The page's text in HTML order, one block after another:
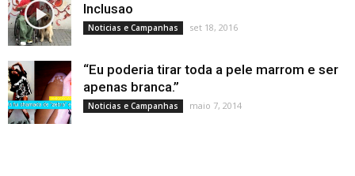
Inclusao
Noticias e Campanhas set 18, 2016
“Eu poderia tirar toda a pele marrom e ser
apenas branca.”
Noticias e Campanhas maio 7, 2014